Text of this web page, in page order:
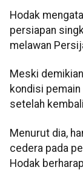
Hodak
persiapan
melawan
Meski
kondisi
setelah
Menurut dia,
cedera pada
Hodak